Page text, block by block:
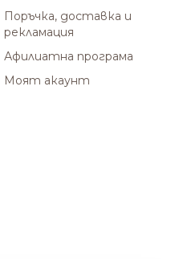
Поръчка, доставка и
рекламация
Афилиатна програма
Моят акаунт